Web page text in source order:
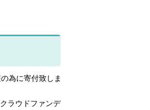
為に寄付致しま
ラウドファンデ